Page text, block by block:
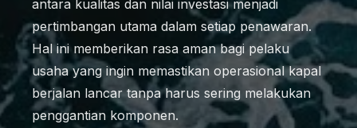
antara kualitas dan nilai investasi menjadi
pertimbangan utama dalam setiap penawaran.
Hal ini memberikan rasa aman bagi pelaku
usaha yang ingin memastikan operasional kapal
berjalan lancar tanpa harus sering melakukan
penggantian komponen.